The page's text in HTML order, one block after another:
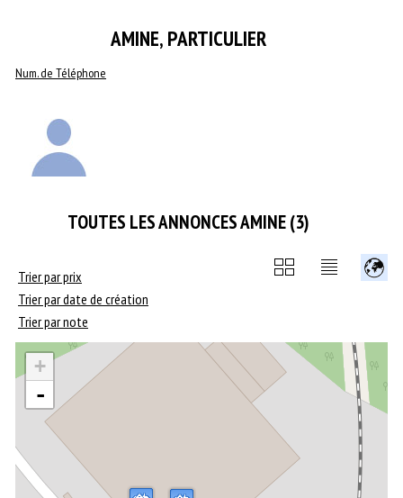
AMINE, PARTICULIER
Num. de Téléphone
TOUTES LES ANNONCES AMINE (3)
Trier par prix
Trier par date de création
Trier par note
+
-